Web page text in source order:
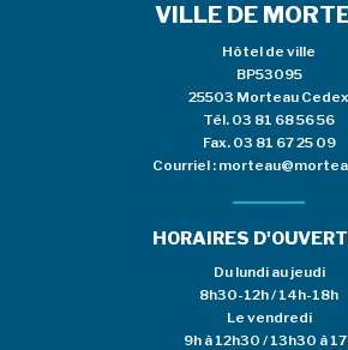
VILLE DE
Hôtel de ville
BP53095
25503 Morteau Cedex
Tél. 03 81 68 56 56
Fax. 03 81 67 25 09
Courriel :
HORAIRES
Du lundi au jeudi
8h30-12h / 14h-18h
Le vendredi
9h à 12h30 / 13h30 à